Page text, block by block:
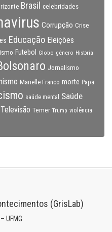
Brasil celebridades
Corrupção Crise
Educação Eleições
Futebol Globo gênero História
Jornalismo
Marielle Franco morte Papa
saúde mental
Saúde
Televisão Temer Trump violência
(GrisLab)
UFMG